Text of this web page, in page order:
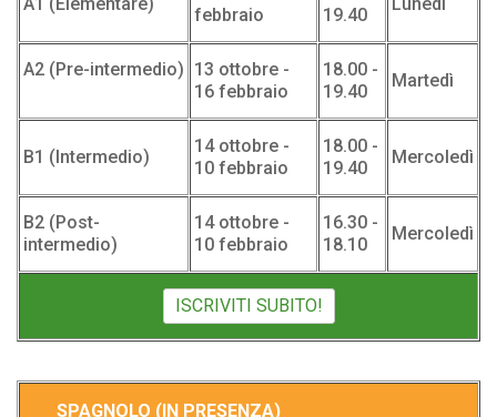
febbraio
19.40
A2 (Pre-intermedio) 13 ottobre -
16 febbraio
18.00 -
19.40
Martedì
B1 (Intermedio)
14 ottobre -
10 febbraio
18.00 -
19.40
Mercoledì
B2 (Post-
intermedio)
14 ottobre -
10 febbraio
16.30 -
18.10
Mercoledì
ISCRIVITI SUBITO!
SPAGNOLO (IN PRESENZA)